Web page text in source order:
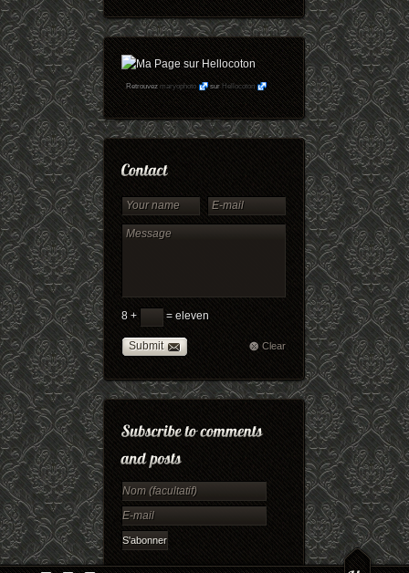
Retrouvezmaryophoto surHellocoton
8 + = eleven
Submit Clear